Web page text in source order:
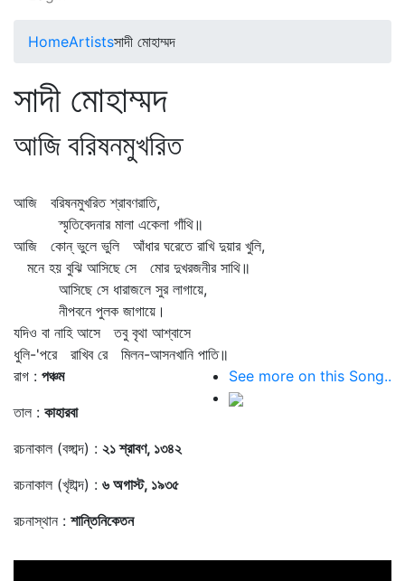
HomeArtistsসাদী মোহাম্মদ
সাদী মোহাম্মদ
আজি বরিষনমুখরিত
আজি বরিষনমুখরিত শ্রাবণরাতি,
স্মৃতিবেদনার মালা একেলা গাঁথি॥
আজি কোন্‌ ভুলে ভুলি আঁধার ঘরেতে রাখি দুয়ার খুলি,
মনে হয় বুঝি আসিছে সে মোর দুখরজনীর সাথি॥
আসিছে সে ধারাজলে সুর লাগায়ে,
নীপবনে পুলক জাগায়ে।
যদিও বা নাহি আসে তবু বৃথা আশ্বাসে
ধুলি-'পরে রাখিব রে মিলন-আসনখানি পাতি॥
রাগ : পঞ্চম
তাল : কাহারবা
রচনাকাল (বঙ্গাব্দ) : ২১ শ্রাবণ, ১৩৪২
রচনাকাল (খৃষ্টাব্দ) : ৬ অগাস্ট, ১৯৩৫
রচনাস্থান : শান্তিনিকেতন
See more on this Song..